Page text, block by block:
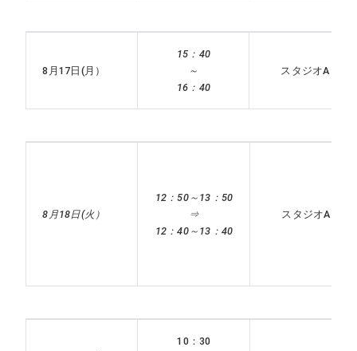
8月17日(月）
15：40
～
16：40
スタジオA
8月18日(火）
12：50～13：50
⇒
12：40～13：40
スタジオA
10：30